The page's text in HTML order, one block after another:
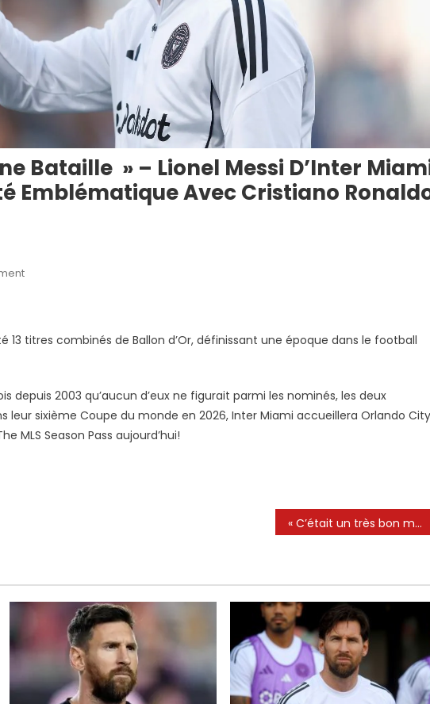
Bataille » – Lionel Messi D’Inter
Emblématique Avec Cristiano
On
Une
–
Lionel
Messi
Avec
Cristiano
Nassr
13 titres combinés de Ballon d’Or, définissant une époque dans le football
depuis 2003 qu’aucun d’eux ne figurait parmi les nominés, les deux
leur sixième Coupe du monde en 2026, Inter Miami accueillera Orlando City
MLS Season Pass aujourd’hui!
« C’était un très bon moment »